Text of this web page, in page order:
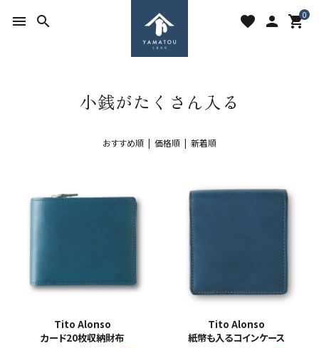
menu search favorite person 0
shopping_cart
search
ACCOUNT MENU
person
お気に入りを見る shopping_cart カートの中身
カテゴリーから探す
小銭がたくさん入る
おすすめ順 | 価格順 | 新着順
Tito Alonso
カード20枚収納財布
Tito Alonso
紙幣も入るコインケース